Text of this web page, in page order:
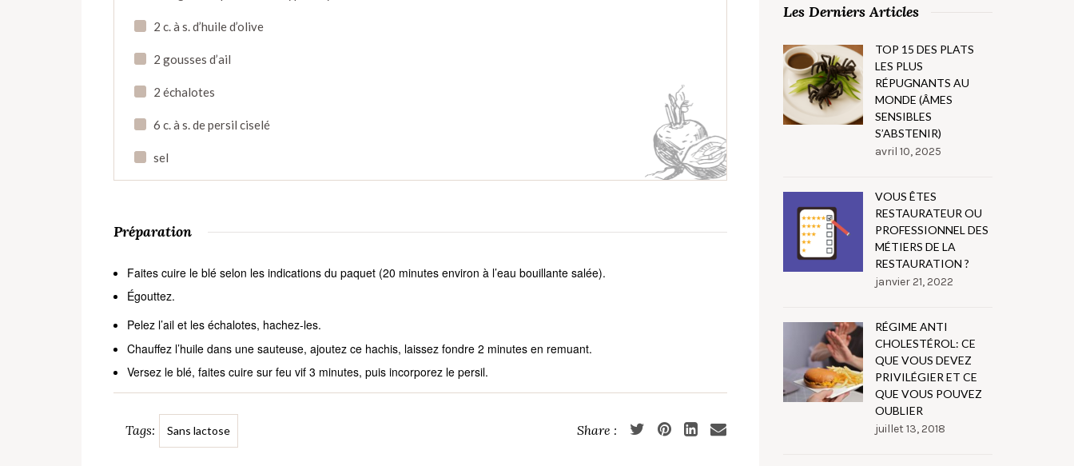
2 c. à s. d’huile d’olive
2 gousses d’ail
2 échalotes
6 c. à s. de persil ciselé
sel
Préparation
Faites cuire le blé selon les indications du paquet (20 minutes environ à l’eau bouillante salée).
Égouttez.
Pelez l’ail et les échalotes, hachez-les.
Chauffez l’huile dans une sauteuse, ajoutez ce hachis, laissez fondre 2 minutes en remuant.
Versez le blé, faites cuire sur feu vif 3 minutes, puis incorporez le persil.
Tags: Sans lactose
Les Derniers Articles
TOP 15 DES PLATS
LES PLUS
RÉPUGNANTS AU
MONDE (ÂMES
SENSIBLES
S’ABSTENIR)
avril 10, 2025
VOUS ÊTES
RESTAURATEUR OU
PROFESSIONNEL DES
MÉTIERS DE LA
RESTAURATION ?
janvier 21, 2022
RÉGIME ANTI
CHOLESTÉROL: CE
QUE VOUS DEVEZ
PRIVILÉGIER ET CE
QUE VOUS POUVEZ
OUBLIER
juillet 13, 2018